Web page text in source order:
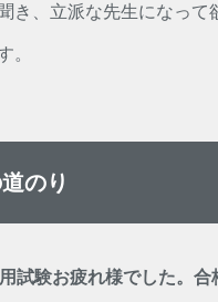
き、立派な先生になって
。
のり
試験お疲れ様でした。合